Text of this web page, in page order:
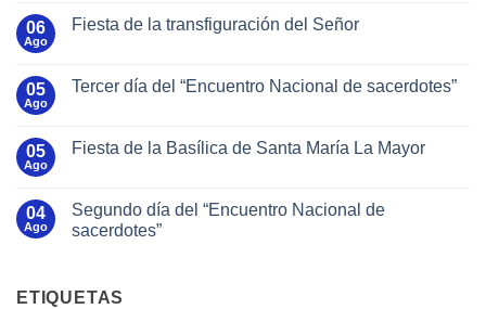
06
Ago
Fiesta de la transfiguración del Señor
05
Ago
Tercer día del “Encuentro Nacional de sacerdotes”
05
Ago
Fiesta de la Basílica de Santa María La Mayor
04
Ago
Segundo día del “Encuentro Nacional de
sacerdotes”
ETIQUETAS